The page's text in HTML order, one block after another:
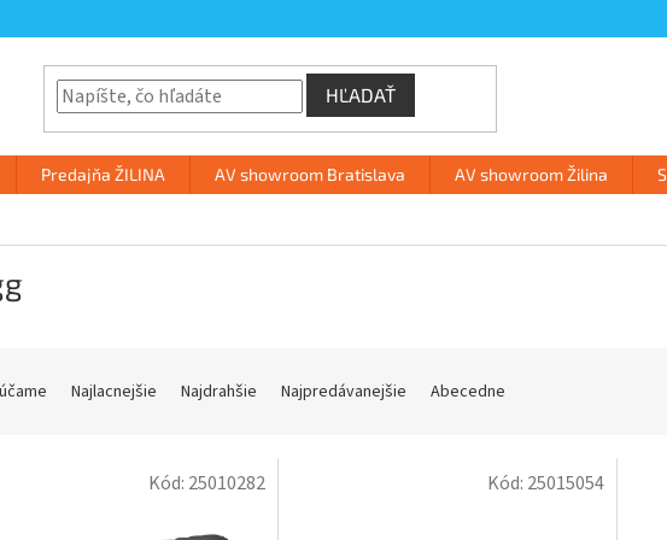
HĽADAŤ
Predajňa ŽILINA AV showroom Bratislava AV showroom Žilina
Najlacnejšie Najdrahšie Najpredávanejšie Abecedne
Kód: 25010282 Kód: 25015054